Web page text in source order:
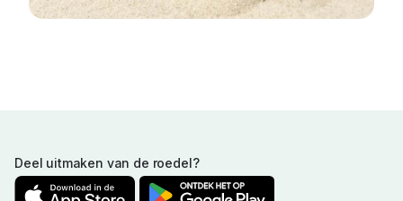
Deel uitmaken van de roedel?